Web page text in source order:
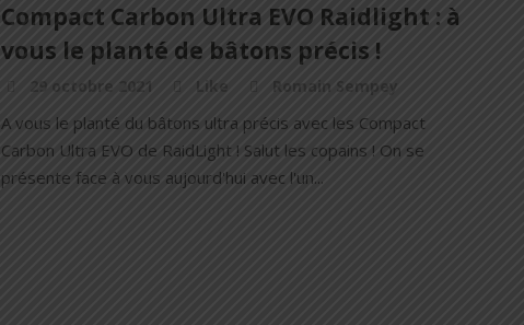
Compact Carbon Ultra EVO Raidlight : à
vous le planté de bâtons précis !
29 octobre 2021 Like Romain Sempey
A vous le planté du bâtons ultra précis avec les Compact
Carbon Ultra EVO de RaidLight ! Salut les copains ! On se
présente face à vous aujourd'hui avec l'un...